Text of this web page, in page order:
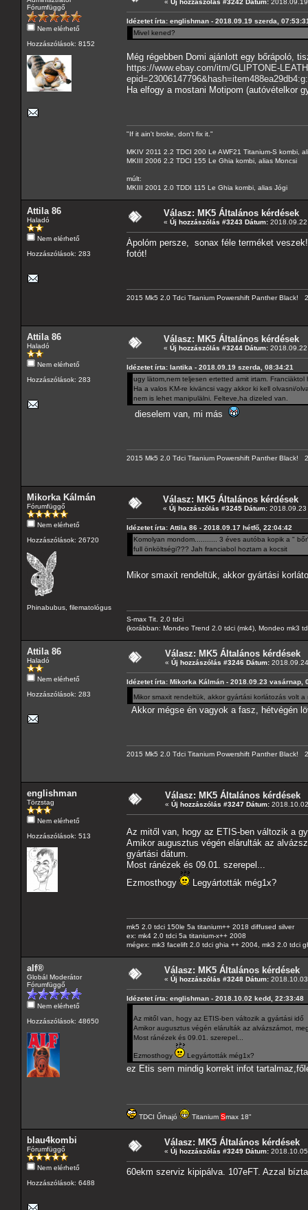
Fórumfüggő
Nem elérhető
Hozzászólások: 8152
« Új hozzászólás #3242 Dátum:
Idézetet írta: englishman - 2018.09.19 szerda,
Mivel kened?
Még régebben Domi ajánlott egy bőrápoló,
https://www.ebay.com/itm/GLIPTONE-
Ha elfogy a mostani Motipom (autóvételkor
"If it ain't broke, don't fix it."
MKIV 2011 2.2 TDCI 200 Le AWF21 Titanium-S kombi,
MKIII 2006 2.2 TDCI 155 Le Ghia kombi, alias Moncsi
múlt:
MKIII 2001 2.0 TDDI 115 Le Ghia kombi, alias Jógi
Attila 86
Haladó
Nem elérhető
Hozzászólások: 283
Válasz: MK5 Általános kérdések
« Új hozzászólás #3243 Dátum:
Ápolóm persze, sonax féle terméket
fotót!
2015 Mk5 2.0 Tdci Titanium Powershift Panther
Attila 86
Haladó
Nem elérhető
Hozzászólások: 283
Válasz: MK5 Általános kérdések
« Új hozzászólás #3244 Dátum:
Idézetet írta: lantika - 2018.09.19 szerda, 08:34:21
ugy lätom,nem teljesen ertetted amit irtam.
Ha a valos KM-re kiväncsi vagy akkor ki kell olvasni/
nem is lehet manipulälni. Felteve,ha dizeled van.
dieselem van, mi más
2015 Mk5 2.0 Tdci Titanium Powershift Panther
Mikorka Kálmán
Fórumfüggő
Nem elérhető
Hozzászólások: 26720
Phinabubus, filematológus
Válasz: MK5 Általános kérdések
« Új hozzászólás #3245 Dátum:
Idézetet írta: Attila 86 - 2018.09.17 hétfő, 22:04:42
Komolyan mondom........... 3 éves autóba kopik a "
full önköltségi??? Jah franciabol hoztam a kocsit
Mikor smaxit rendeltük, akkor gyártási
S-max Tit. 2.0 tdci
(korábban: Mondeo Trend 2.0 tdci (mk4), Mondeo mk3
Attila 86
Haladó
Nem elérhető
Hozzászólások: 283
Válasz: MK5 Általános kérdések
« Új hozzászólás #3246 Dátum:
Idézetet írta: Mikorka Kálmán - 2018.09.23 vasárnap,
Mikor smaxit rendeltük, akkor gyártási korlátozás volt
Akkor mégse én vagyok a fasz, hétvégén
2015 Mk5 2.0 Tdci Titanium Powershift Panther
englishman
Törzstag
Nem elérhető
Hozzászólások: 513
Válasz: MK5 Általános kérdések
« Új hozzászólás #3247 Dátum:
Az mitől van, hogy az ETIS-ben változik a
Amikor augusztus végén elárulták az
gyártási dátum.
Most ránézek és 09.01. szerepel...
Ezmosthogy
Legyártották még1x?
mk5 2.0 tdci 150le 5a titanium++ 2018 diffused silver
ex: mk4 2.0 tdci 5a titanium-x++ 2008
mégex: mk3 facelift 2.0 tdci ghia ++ 2004, mk3 2.0 tdci
alf®
Globál Moderátor
Fórumfüggő
Nem elérhető
Hozzászólások: 48650
Válasz: MK5 Általános kérdések
« Új hozzászólás #3248 Dátum:
Idézetet írta: englishman - 2018.10.02 kedd, 22:33:48
Az mitől van, hogy az ETIS-ben változik a gyártási idő
Amikor augusztus végén elárulták az alvázszámot,
Most ránézek és 09.01. szerepel...
Ezmosthogy Legyártották még1x?
ez Etis sem mindig korrekt infot
TDCI Űrhajó Titanium Smax 18"
blau4kombi
Fórumfüggő
Nem elérhető
Hozzászólások: 6488
Válasz: MK5 Általános kérdések
« Új hozzászólás #3249 Dátum:
60ekm szerviz kipipálva. 107eFT. Azzal